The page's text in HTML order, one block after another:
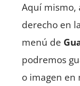
Aquí mismo,
derecho en
menú de
podremos
o imagen